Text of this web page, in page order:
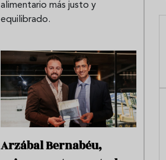
alimentario más justo y
equilibrado.
Arzábal Bernabéu,